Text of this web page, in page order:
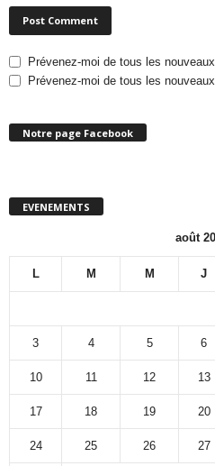
Prévenez-moi de tous les
Prévenez-moi de tous les
Notre page Facebook
EVENEMENTS
août
L M M J
3 4 5 6
10 11 12 13
17 18 19 20
24 25 26 27